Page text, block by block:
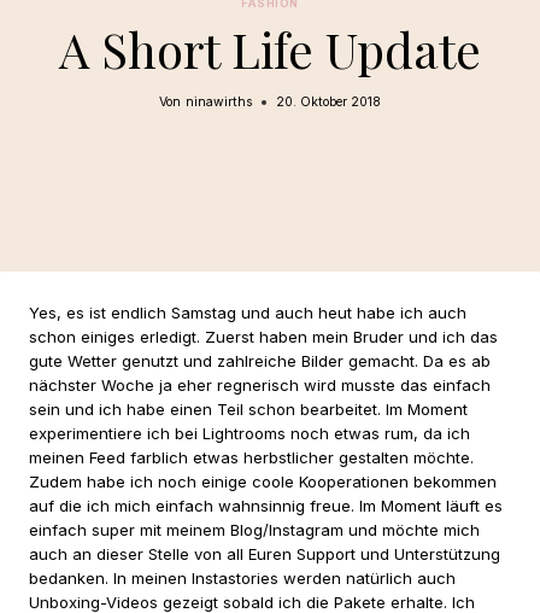
FASHION
A Short Life Update
Von ninawirths 20. Oktober 2018
Yes, es ist endlich Samstag und auch heut habe ich auch
schon einiges erledigt. Zuerst haben mein Bruder und ich das
gute Wetter genutzt und zahlreiche Bilder gemacht. Da es ab
nächster Woche ja eher regnerisch wird musste das einfach
sein und ich habe einen Teil schon bearbeitet. Im Moment
experimentiere ich bei Lightrooms noch etwas rum, da ich
meinen Feed farblich etwas herbstlicher gestalten möchte.
Zudem habe ich noch einige coole Kooperationen bekommen
auf die ich mich einfach wahnsinnig freue. Im Moment läuft es
einfach super mit meinem Blog/Instagram und möchte mich
auch an dieser Stelle von all Euren Support und Unterstützung
bedanken. In meinen Instastories werden natürlich auch
Unboxing-Videos gezeigt sobald ich die Pakete erhalte. Ich